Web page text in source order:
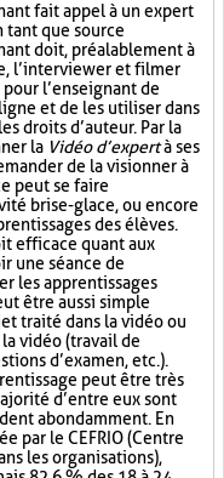
fait appel à un expert
tant que source
doit, préalablement à
l’interviewer et filmer
l’enseignant de
et de les utiliser dans
droits d’auteur. Par la
la Vidéo d’expertà ses
de la visionner à
peut se faire
brise-glace, ou encore
des élèves.
efficace quant aux
une séance de
les apprentissages
être aussi simple
traité dans la vidéo ou
vidéo (travail de
d’examen, etc.).
peut être très
d’entre eux sont
abondamment. En
par le CEFRIO (Centre
les organisations),